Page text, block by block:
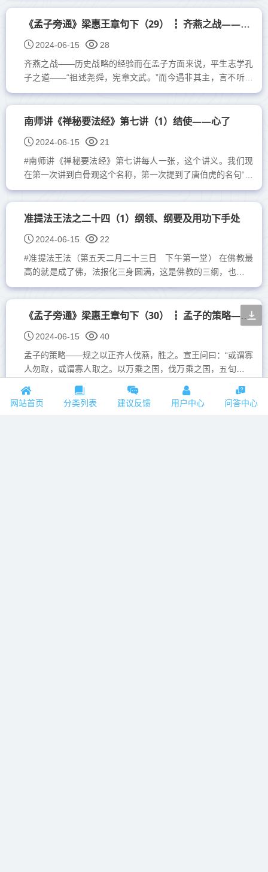
利...
《孟子旁通》梁惠王章句下（29） ┇ 齐燕之战——历史战略的经验
2024-06-15
28
齐燕之战——历史战略的经验而在孟子方面来说，平生志学孔
子之道——“祖述尧舜，宪章文武。”而今遇非其主，言不听而
教不从，“良禽择木而栖”，又何必为了生活而贪恋禄位，只是
尸位素...
南师讲《禅秘要法经》第七讲（1）结使——心了
2024-06-15
21
#南师讲《禅秘要法经》第七讲每人一张，这个讲义。我们现
在第一次讲到白骨观这个名称，第一次提到了唐伯虎的名句“公
案三生白骨禅”，那么那一首诗最后有一个“衲衣持...
准提法王法之二十四（1）纲领、纲要及用功下手处
2024-06-15
22
#准提法王法（第五天二月二十三日 下午第一堂） 在佛教最
高的就是成了佛，法报化三身圆满，这是佛教的三纲，也可说
是「中密三纲」讲的「心之体」（法身）、「心之相」（报
身）、「...
《孟子旁通》梁惠王章句下（30） ┇ 孟子的策略——规之以正
2024-06-15
40
孟子的策略——规之以正齐人伐燕，胜之。宣王问曰：“或谓寡
人勿取，或谓寡人取之。以万乘之国，伐万乘之国，五旬而举
“取之而燕民...
网站首页 分类列表 建议反馈 用户中心 问答中心